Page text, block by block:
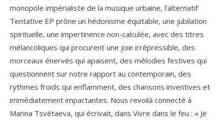
monopole impérialiste de la musique urbaine, l’alternatif
Tentative EP prône un hédonisme équitable, une jubilation
spirituelle, une impertinence non-calculée, avec des titres
mélancoliques qui procurent une joie irrépressible, des
morceaux énervés qui apaisent, des mélodies festives qui
questionnent sur notre rapport au contemporain, des
rythmes froids qui enflamment, des chansons inventives et
immédiatement impactantes. Nous revoilà connecté à
Marina Tsvétaeva, qui écrivait, dans Vivre dans le feu : « Je